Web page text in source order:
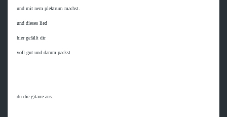
und mit nem plektrum machst.
und dieses lied
hier gefällt dir
voll gut und darum packst
du die gitarre aus..